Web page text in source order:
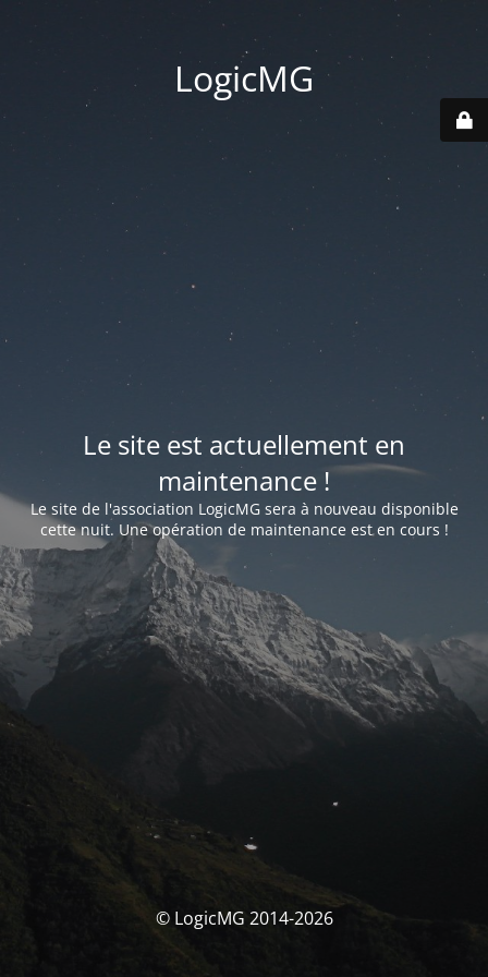
LogicMG
Le site est actuellement en
maintenance !
Le site de l'association LogicMG sera à nouveau disponible
cette nuit. Une opération de maintenance est en cours !
© LogicMG 2014-2026